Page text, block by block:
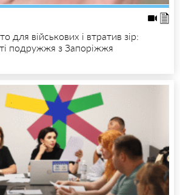
для військових і втратив зір:
подружжя з Запоріжжя